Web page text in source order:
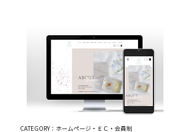
CATEGORY：ホームページ・ＥＣ・会員制